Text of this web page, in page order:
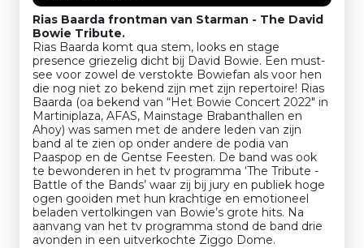
Rias Baarda frontman van Starman - The David
Bowie Tribute.
Rias Baarda komt qua stem, looks en stage
presence griezelig dicht bij David Bowie. Een must-
see voor zowel de verstokte Bowiefan als voor hen
die nog niet zo bekend zijn met zijn repertoire! Rias
Baarda (oa bekend van “Het Bowie Concert 2022" in
Martiniplaza, AFAS, Mainstage Brabanthallen en
Ahoy) was samen met de andere leden van zijn
band al te zien op onder andere de podia van
Paaspop en de Gentse Feesten. De band was ook
te bewonderen in het tv programma ‘The Tribute -
Battle of the Bands’ waar zij bij jury en publiek hoge
ogen gooiden met hun krachtige en emotioneel
beladen vertolkingen van Bowie’s grote hits. Na
aanvang van het tv programma stond de band drie
avonden in een uitverkochte Ziggo Dome.